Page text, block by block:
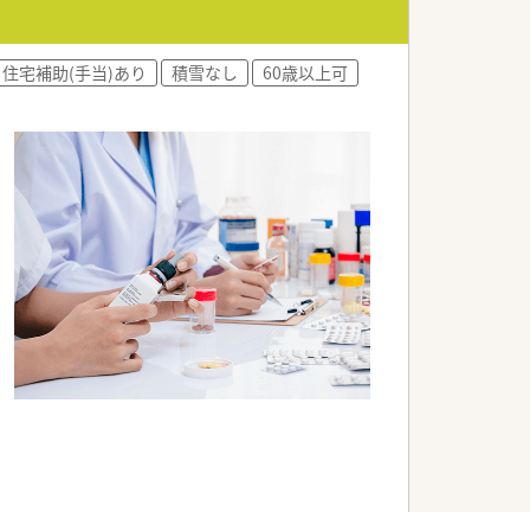
す。
。
ています。
住宅補助(手当)あり 積雪なし 60歳以上可